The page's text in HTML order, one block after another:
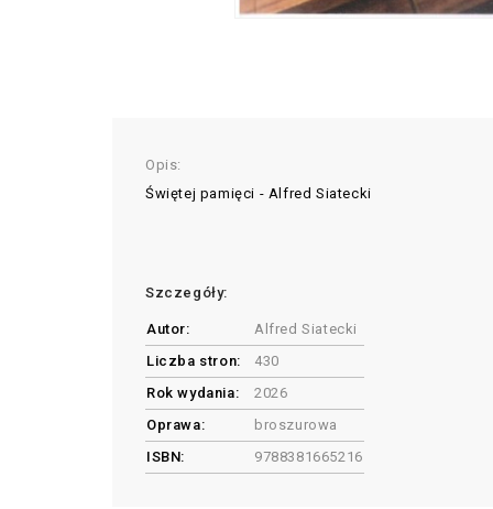
Opis:
Świętej pamięci - Alfred Siatecki
Szczegóły:
Autor:
Alfred Siatecki
Liczba stron:
430
Rok wydania:
2026
Oprawa:
broszurowa
ISBN:
9788381665216